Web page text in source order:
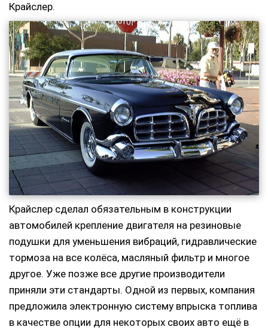
Крайслер.
Крайслер сделал обязательным в конструкции
автомобилей крепление двигателя на резиновые
подушки для уменьшения вибраций, гидравлические
тормоза на все колёса, масляный фильтр и многое
другое. Уже позже все другие производители
приняли эти стандарты. Одной из первых, компания
предложила электронную систему впрыска топлива
в качестве опции для некоторых своих авто ещё в